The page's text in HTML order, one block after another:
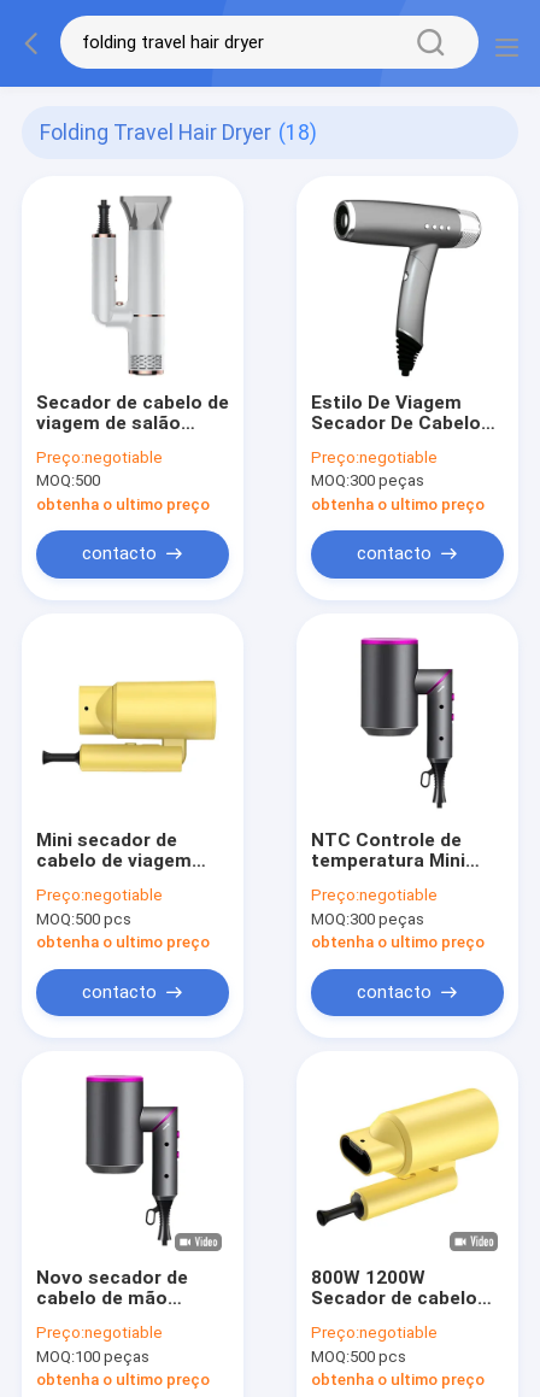
Folding Travel Hair Dryer (18)
Secador de cabelo de
viagem de salão
multifuncional com
plugues mundiais
Preço:negotiable
MOQ:500
obtenha o ultimo preço
contacto
Estilo De Viagem
Secador De Cabelos
Concentrador BLDC
Motor Para Casa
Preço:negotiable
MOQ:300 peças
obtenha o ultimo preço
contacto
Mini secador de
cabelo de viagem
negativos e design
compacto para fácil
armazenamento
Preço:negotiable
MOQ:500 pcs
obtenha o ultimo preço
contacto
NTC Controle de
temperatura Mini
viagem Previnir
cabelo frizzy com
acessórios
Preço:negotiable
MOQ:300 peças
obtenha o ultimo preço
contacto
Novo secador de
cabelo de mão
velocidade difusor de
íons negativos
soprador secador de
Preço:negotiable
MOQ:100 peças
obtenha o ultimo preço
800W 1200W
Secador de cabelo
dobrável com
Essência de óleo
bico Cuidados com o
Preço:negotiable
MOQ:500 pcs
obtenha o ultimo preço